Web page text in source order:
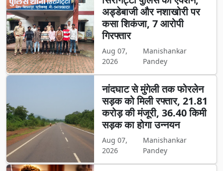
अड्डेबाजी और नशाखोरी पर
कसा शिकंजा, 7 आरोपी
गिरफ्तार
Aug 07,
2026
Manishankar
Pandey
नांदघाट से मुंगेली तक फोरलेन
सड़क को मिली रफ्तार, 21.81
करोड़ की मंजूरी, 36.40 किमी
सड़क का होगा उन्नयन
Aug 07,
2026
Manishankar
Pandey